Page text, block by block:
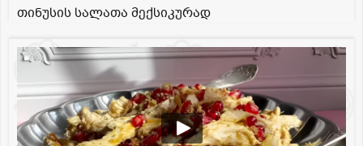
თინუსის სალათა მექსიკურად